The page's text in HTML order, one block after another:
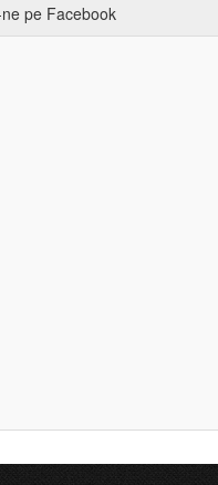
pe Facebook